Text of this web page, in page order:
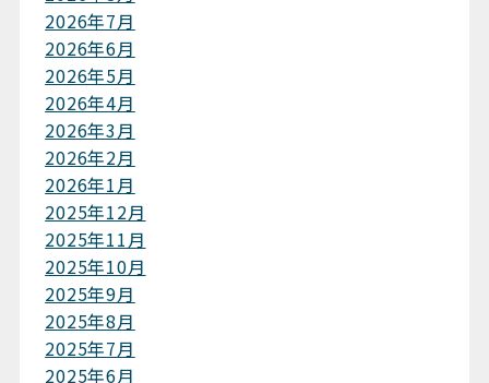
2026年7月
2026年6月
2026年5月
2026年4月
2026年3月
2026年2月
2026年1月
2025年12月
2025年11月
2025年10月
2025年9月
2025年8月
2025年7月
2025年6月